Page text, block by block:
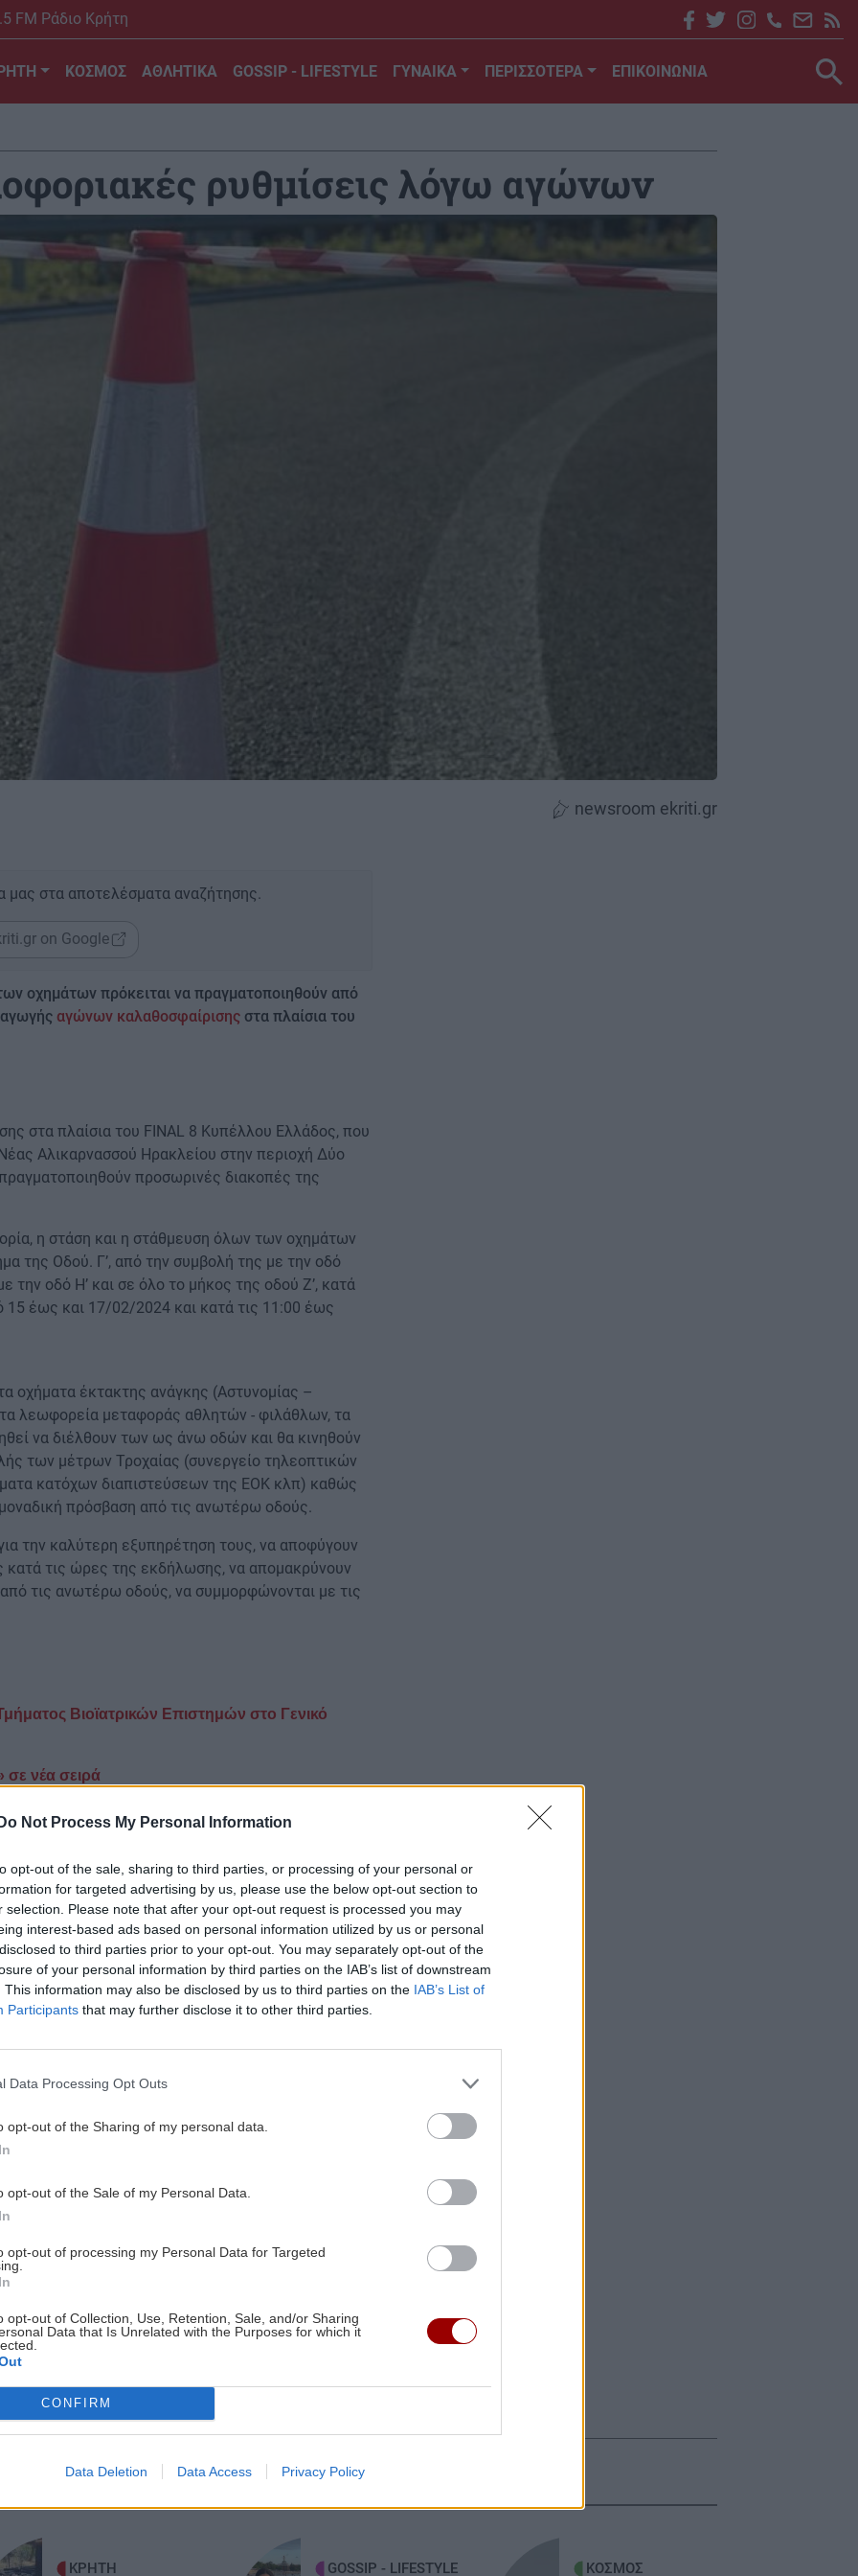
Do Not Process My Personal Information
opt-out of the sale, sharing to third parties, or processing of your personal or
for targeted advertising by us, please use the below opt-out section to
selection. Please note that after your opt-out request is processed you may
interest-based ads based on personal information utilized by us or personal
to third parties prior to your opt-out. You may separately opt-out of the
of your personal information by third parties on the IAB’s list of downstream
This information may also be disclosed by us to third parties on the IAB’s List of
Participants that may further disclose it to other third parties.
Data Processing Opt Outs
opt-out of the Sharing of my personal data.
opt-out of the Sale of my Personal Data.
opt-out of processing my Personal Data for Targeted
opt-out of Collection, Use, Retention, Sale, and/or Sharing
Data that Is Unrelated with the Purposes for which it
CONFIRM
Data Deletion Data Access Privacy Policy
FM Ράδιο Κρήτη
ΚΟΣΜΟΣ ΑΘΛΗΤΙΚΑ GOSSIP - LIFESTYLE ΓΥΝΑΙΚΑ ΠΕΡΙΣΣΟΤΕΡΑ ΕΠΙΚΟΙΝΩΝΙΑ
ρυθμίσεις λόγω αγώνων
newsroom ekriti.gr
μας στα αποτελέσματα αναζήτησης.
on Google
οχημάτων πρόκειται να πραγματοποιηθούν από
αγώνων καλαθοσφαίρισης στα πλαίσια του
στα πλαίσια του FINAL 8 Κυπέλλου Ελλάδος, που
Αλικαρνασσού Ηρακλείου στην περιοχή Δύο
προσωρινές διακοπές της
η στάση και η στάθμευση όλων των οχημάτων
της Οδού. Γ’, από την συμβολή της με την οδό
την οδό Η’ και σε όλο το μήκος της οδού Ζ’, κατά
έως και 17/02/2024 και κατά τις 11:00 έως
οχήματα έκτακτης ανάγκης (Αστυνομίας –
λεωφορεία μεταφοράς αθλητών - φιλάθλων, τα
να διέλθουν των ως άνω οδών και θα κινηθούν
των μέτρων Τροχαίας (συνεργείο τηλεοπτικών
κατόχων διαπιστεύσεων της ΕΟΚ κλπ) καθώς
πρόσβαση από τις ανωτέρω οδούς.
την καλύτερη εξυπηρέτηση τους, να αποφύγουν
κατά τις ώρες της εκδήλωσης, να απομακρύνουν
τις ανωτέρω οδούς, να συμμορφώνονται με τις
Βιοϊατρικών Επιστημών στο Γενικό
σε νέα σειρά
Newsκαι μάθετε πρώτοι όλες τις ειδήσεις για
15:08
14:06
ΑΥΤΟΔΙΟΙΚΗΣΗ
ΙΤΕ
Σαντορίνη
13:52
ΚΟΙΝΩΝΙΑ
72χρονου άντρα
13:46
ΚΟΣΜΟΣ
Σφοδρές καταιγίδες πλήττουν τις
Φιλιππίνες: Τουλάχιστον 4 άνθρωποι
13:40
ΣΠΙΤΙ
Το συνηθισμένο λάθος που χαλάει πιο
γρήγορα το καρπούζι – Πώς να το
οι ειδήσεις
ΚΡΗΤΗ GOSSIP - LIFESTYLE ΚΟΣΜΟΣ